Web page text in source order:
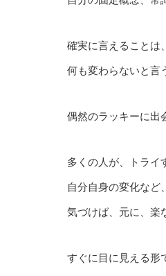
確実に言えることは
何も変わらないと言
偶然のラッキーに出
多くの人が、トライ
自分自身の変化など
気づけば、元に、楽
すぐに目に見える形